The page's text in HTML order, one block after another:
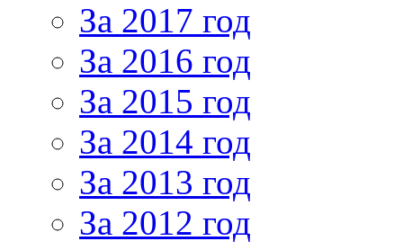
За 2017 год
За 2016 год
За 2015 год
За 2014 год
За 2013 год
За 2012 год